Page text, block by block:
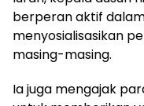
berperan aktif
menyosialisasikan
masing-masing.
Ia juga mengajak